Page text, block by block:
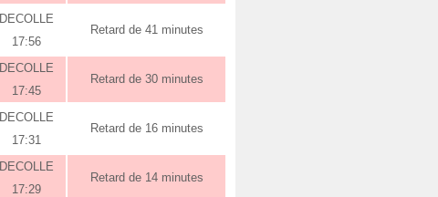
DECOLLE
17:56
Retard de 41 minutes
DECOLLE
17:45
Retard de 30 minutes
DECOLLE
17:31
Retard de 16 minutes
DECOLLE
17:29
Retard de 14 minutes